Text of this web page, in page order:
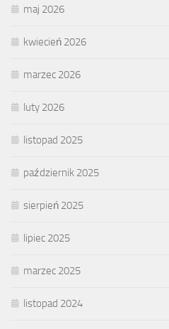
maj 2026
kwiecień 2026
marzec 2026
luty 2026
listopad 2025
październik 2025
sierpień 2025
lipiec 2025
marzec 2025
listopad 2024